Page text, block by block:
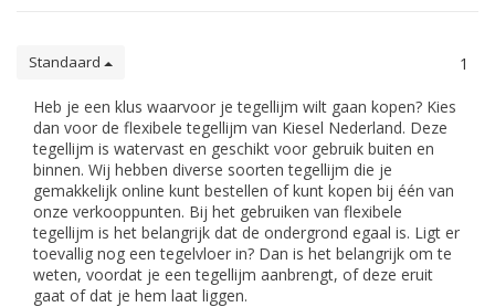
Standaard 1
Heb je een klus waarvoor je tegellijm wilt gaan kopen? Kies
dan voor de flexibele tegellijm van Kiesel Nederland. Deze
tegellijm is watervast en geschikt voor gebruik buiten en
binnen. Wij hebben diverse soorten tegellijm die je
gemakkelijk online kunt bestellen of kunt kopen bij één van
onze verkooppunten. Bij het gebruiken van flexibele
tegellijm is het belangrijk dat de ondergrond egaal is. Ligt er
toevallig nog een tegelvloer in? Dan is het belangrijk om te
weten, voordat je een tegellijm aanbrengt, of deze eruit
gaat of dat je hem laat liggen.